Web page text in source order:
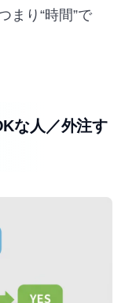
まり“時間”で
な人／外注す